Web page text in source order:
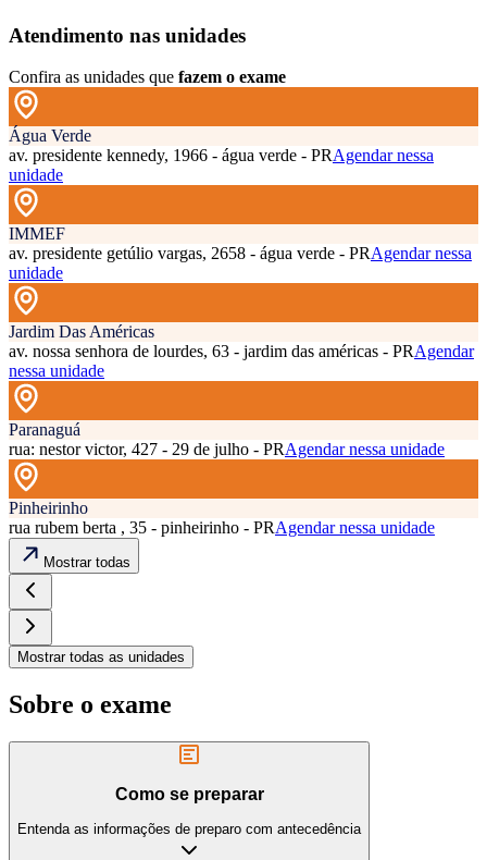
Atendimento nas unidades
Confira as unidades que fazem o exame
Água Verde
av. presidente kennedy, 1966 - água verde - PRAgendar nessa
unidade
IMMEF
av. presidente getúlio vargas, 2658 - água verde - PRAgendar nessa
unidade
Jardim Das Américas
av. nossa senhora de lourdes, 63 - jardim das américas - PRAgendar
nessa unidade
Paranaguá
rua: nestor victor, 427 - 29 de julho - PRAgendar nessa unidade
Pinheirinho
rua rubem berta , 35 - pinheirinho - PRAgendar nessa unidade
Mostrar todas
Mostrar todas as unidades
Sobre o exame
Como se preparar
Entenda as informações de preparo com antecedência